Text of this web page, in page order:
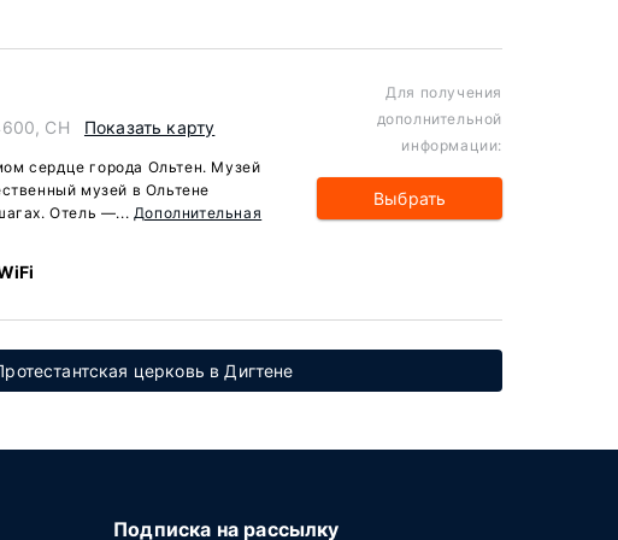
CH Показать карту
сердце города Ольтен. Музей
музей в Ольтене
Отель —... Дополнительная
Для получения
дополнительной
информации:
Выбрать
церковь в Дигтене
Подписка на рассылку